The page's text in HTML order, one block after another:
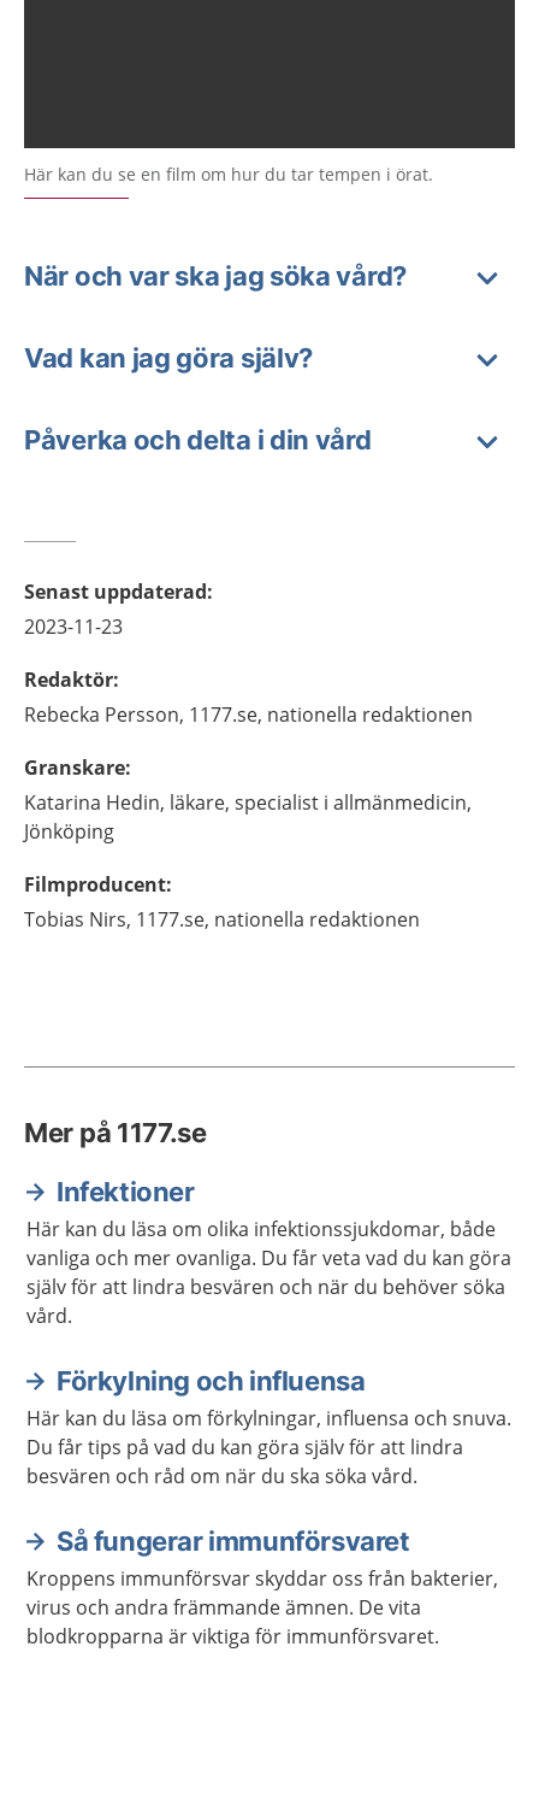
Här kan du se en film om hur du tar tempen i örat.
När och var ska jag söka vård?
Vad kan jag göra själv?
Påverka och delta i din vård
Senast uppdaterad:
2023-11-23
Redaktör:
Rebecka Persson, 1177.se, nationella redaktionen
Granskare:
Katarina Hedin, läkare, specialist i allmänmedicin,
Jönköping
Filmproducent:
Tobias Nirs, 1177.se, nationella redaktionen
Mer på 1177.se
Infektioner
Här kan du läsa om olika infektionssjukdomar, både
vanliga och mer ovanliga. Du får veta vad du kan göra
själv för att lindra besvären och när du behöver söka
vård.
Förkylning och influensa
Här kan du läsa om förkylningar, influensa och snuva.
Du får tips på vad du kan göra själv för att lindra
besvären och råd om när du ska söka vård.
Så fungerar immunförsvaret
Kroppens immunförsvar skyddar oss från bakterier,
virus och andra främmande ämnen. De vita
blodkropparna är viktiga för immunförsvaret.